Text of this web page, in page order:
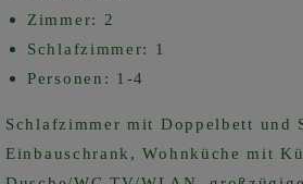
Zimmer: 2
Schlafzimmer: 1
Personen: 1-4
Schlafzimmer mit Doppelbett und
Einbauschrank, Wohnküche mit